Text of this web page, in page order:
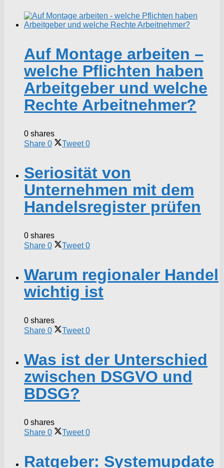
Auf Montage arbeiten –
welche Pflichten haben
Arbeitgeber und welche
Rechte Arbeitnehmer?
0 shares
Share 0 Tweet 0
Seriosität von
Unternehmen mit dem
Handelsregister prüfen
0 shares
Share 0 Tweet 0
Warum regionaler Handel
wichtig ist
0 shares
Share 0 Tweet 0
Was ist der Unterschied
zwischen DSGVO und
BDSG?
0 shares
Share 0 Tweet 0
Ratgeber: Systemupdate